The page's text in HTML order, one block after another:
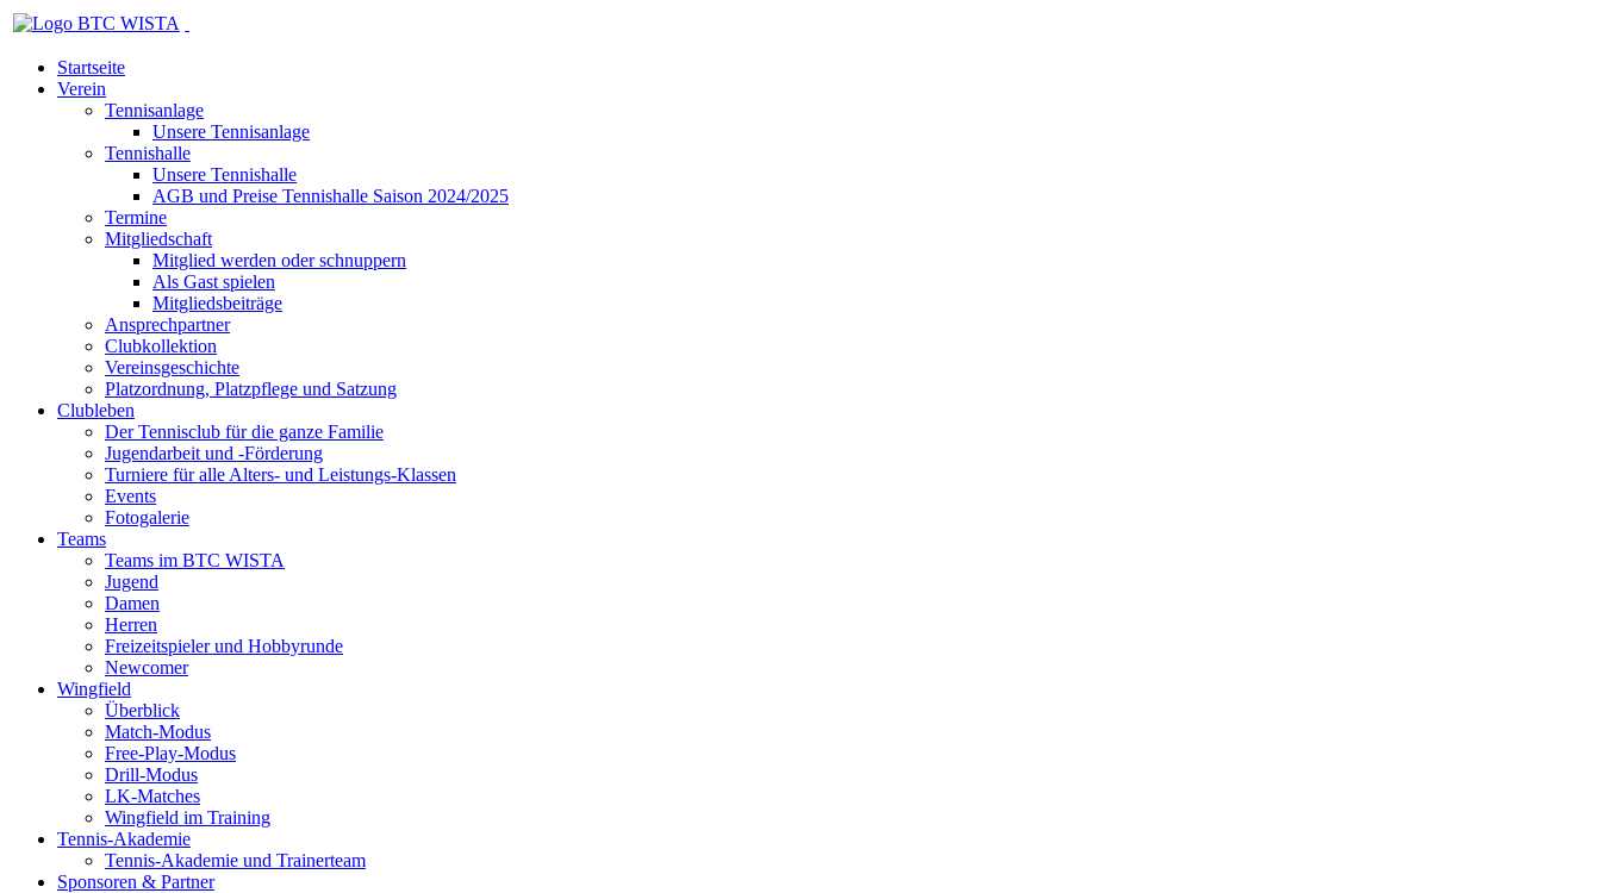
Startseite
Verein
Tennisanlage
Unsere Tennisanlage
Tennishalle
Unsere Tennishalle
AGB und Preise Tennishalle Saison 2024/2025
Termine
Mitgliedschaft
Mitglied werden oder schnuppern
Als Gast spielen
Mitgliedsbeiträge
Ansprechpartner
Clubkollektion
Vereinsgeschichte
Platzordnung, Platzpflege und Satzung
Clubleben
Der Tennisclub für die ganze Familie
Jugendarbeit und -Förderung
Turniere für alle Alters- und Leistungs-Klassen
Events
Fotogalerie
Teams
Teams im BTC WISTA
Jugend
Damen
Herren
Freizeitspieler und Hobbyrunde
Newcomer
Wingfield
Überblick
Match-Modus
Free-Play-Modus
Drill-Modus
LK-Matches
Wingfield im Training
Tennis-Akademie
Tennis-Akademie und Trainerteam
Sponsoren & Partner